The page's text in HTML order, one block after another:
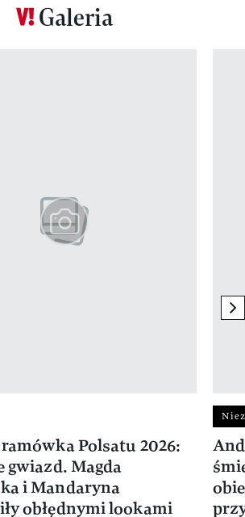
Galeria
Polsatu 2026:
gwiazd. Magda
i Mandaryna
obłędnymi lookami